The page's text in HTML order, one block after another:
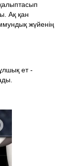
Ақ қан
жүйенің
ет -